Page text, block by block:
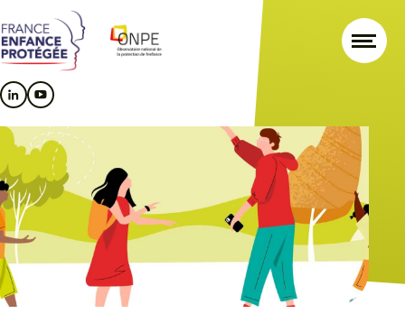
au
contenu
principal
au
menu
principal
au
pied
de